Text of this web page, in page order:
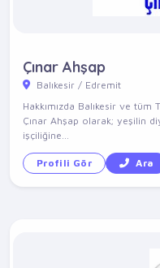
Çınar Ahşap
Balıkesir / Edremit
Hakkımızda Balıkesir ve
Çınar Ahşap olarak; yeşilin
işçiliğine...
Profili Gör Ara